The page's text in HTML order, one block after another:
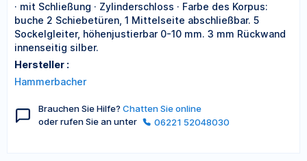
· mit Schließung · Zylinderschloss · Farbe des Korpus:
buche 2 Schiebetüren, 1 Mittelseite abschließbar. 5
Sockelgleiter, höhenjustierbar 0-10 mm. 3 mm Rückwand
innenseitig silber.
Hersteller :
Hammerbacher
Brauchen Sie Hilfe? Chatten Sie online
oder rufen Sie an unter
06221 52048030